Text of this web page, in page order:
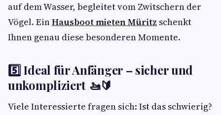
auf dem Wasser, begleitet vom Zwitschern der
Vögel. EinHausboot mieten Müritz schenkt
Ihnen genau diese besonderen Momente.
5️⃣ Ideal für Anfänger – sicher und
unkompliziert 🚤🔰
Viele Interessierte fragen sich: Ist das schwierig?